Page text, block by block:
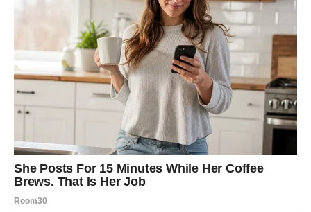
naprave korak prema nečemu što će imati dugoročan
uticaj na njihov život.
Posebno se izdvajaju Ribe, Vaga i Strijelac, kojima
zvijezde šalju najvažnije poruke i prilike. Ipak, svaki znak
danas dobija mogućnost da prepozna nešto što će
kasnije pamtiti.
Neki dani prođu bez traga. A neki ostanu zapisani u životu
mnogo duže nego što smo mogli misliti. Upravo takav
utorak je pred nama.